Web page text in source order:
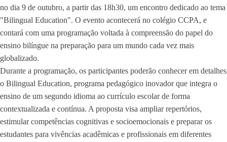
no dia 9 de outubro, a partir das 18h30, um encontro dedicado ao tema
"Bilingual Education". O evento acontecerá no colégio CCPA, e
contará com uma programação voltada à compreensão do papel do
ensino bilíngue na preparação para um mundo cada vez mais
globalizado.
Durante a programação, os participantes poderão conhecer em detalhes
o Bilingual Education, programa pedagógico inovador que integra o
ensino de um segundo idioma ao currículo escolar de forma
contextualizada e contínua. A proposta visa ampliar repertórios,
estimular competências cognitivas e socioemocionais e preparar os
estudantes para vivências acadêmicas e profissionais em diferentes